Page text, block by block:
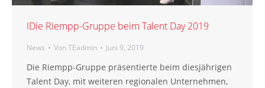
IDie Riempp-Gruppe beim Talent Day 2019
News VonTEadmin Juni 9, 2019
Die Riempp-Gruppe präsentierte beim diesjährigen
Talent Day, mit weiteren regionalen Unternehmen,